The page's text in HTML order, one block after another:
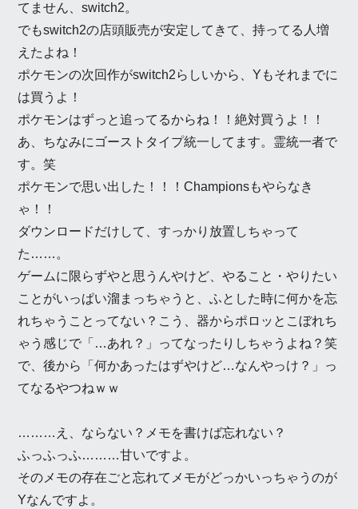
てません、switch2。
でもswitch2の店頭販売が安定してきて、持ってる人増
えたよね！
ポケモンの次回作がswitch2らしいから、Yもそれまでに
は買うよ！
ポケモンはずっと追ってるからね！！絶対買うよ！！
あ、ちなみにゴーストタイプ統一してます。霊統一者で
す。笑
ポケモンで思い出した！！！Championsもやらなき
ゃ！！
ダウンロードだけして、すっかり放置しちゃって
た……。
ゲームに限らずやと思うんやけど、やること・やりたい
ことがいっぱい溜まっちゃうと、ふとした時に何かを忘
れちゃうことってない？こう、器からポロッとこぼれち
ゃう感じで「…あれ？」ってなったりしちゃうよね？笑
で、後から「何かあったはずやけど…なんやっけ？」っ
てなるやつねｗｗ
………え、ならない？メモを書けば忘れない？
ふっふっふ………甘いですよ。
そのメモの存在ごと忘れてメモがどっかいっちゃうのが
Yなんですよ。